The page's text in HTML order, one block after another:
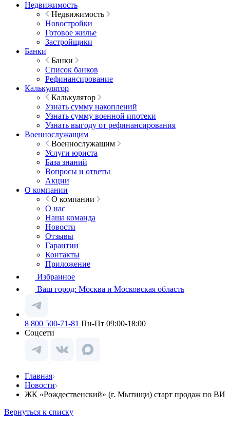
Недвижимость
Недвижимость
Новостройки
Готовое жилье
Застройщики
Банки
Банки
Список банков
Рефинансирование
Калькулятор
Калькулятор
Узнать сумму накоплений
Узнать сумму военной ипотеки
Узнать выгоду от рефинансирования
Военнослужащим
Военнослужащим
Услуги юриста
База знаний
Вопросы и ответы
Акции
О компании
О компании
О нас
Наша команда
Новости
Отзывы
Гарантии
Контакты
Приложение
Избранное
Ваш город: Москва и Московская область
8 800 500-71-81 Пн-Пт 09:00-18:00
Соцсети
Главная
Новости
ЖК «Рождественский» (г. Мытищи) старт продаж по ВИ
Вернуться к списку